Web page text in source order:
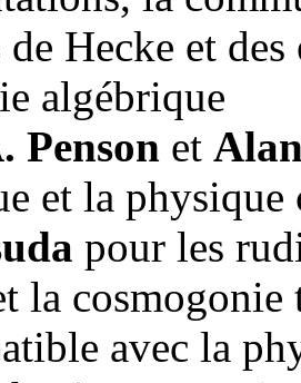
de Hecke et
algébrique
Penson et
et la
pour les
la
avec la